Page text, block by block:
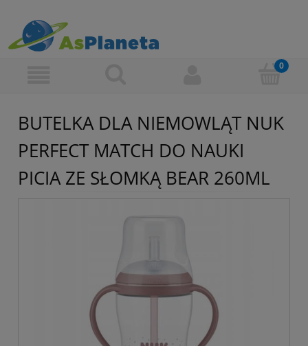
BUTELKA DLA NIEMOWLĄT NUK
PERFECT MATCH DO NAUKI
PICIA ZE SŁOMKĄ BEAR 260ML